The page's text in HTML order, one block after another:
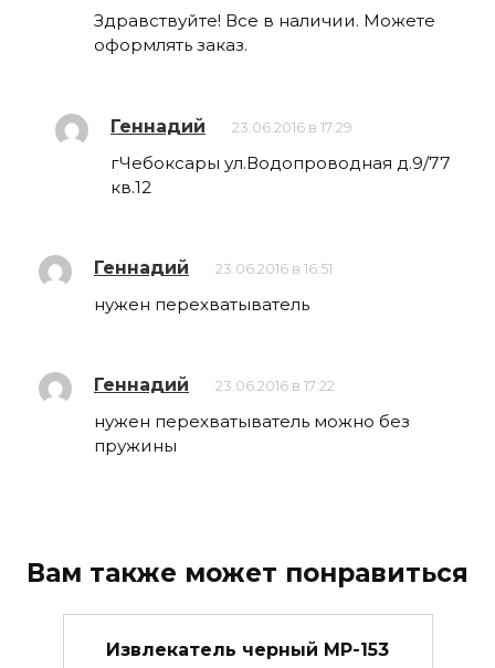
Здравствуйте! Все в наличии. Можете
оформлять заказ.
Геннадий 23.06.2016 в 17:29
гЧебоксары ул.Водопроводная д.9/77
кв.12
Геннадий 23.06.2016 в 16:51
нужен перехватыватель
Геннадий 23.06.2016 в 17:22
нужен перехватыватель можно без
пружины
Вам также может понравиться
Извлекатель черный МР-153